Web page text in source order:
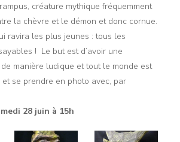
créature mythique fréquemment
la chèvre et le démon et donc cornue.
ravira les plus jeunes : tous les
! Le but est d’avoir une
manière ludique et tout le monde est
se prendre en photo avec, par
28 juin à 15h